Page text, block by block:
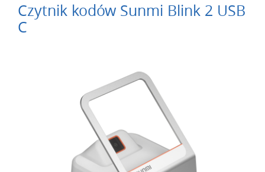
Czytnik kodów Sunmi Blink 2 USB
C